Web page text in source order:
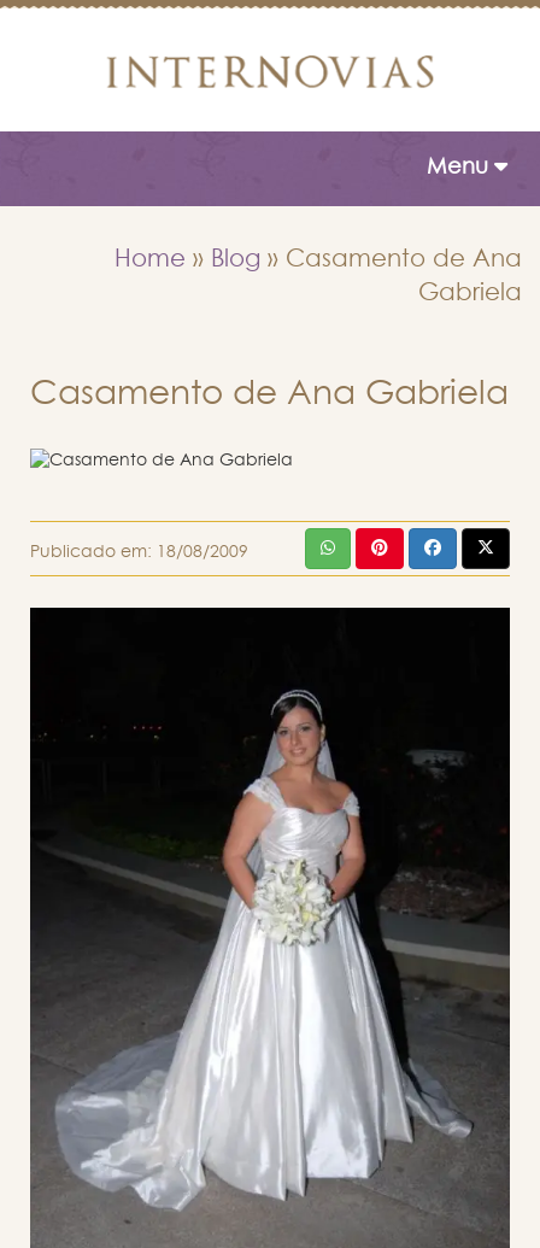
Toggle
Menu
Home » Blog » Casamento de Ana
Gabriela
Casamento de Ana Gabriela
Publicado em: 18/08/2009